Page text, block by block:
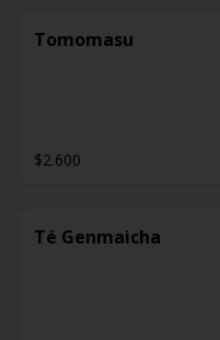
Tomomasu
$2.600
Té Genmaicha